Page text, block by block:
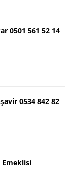
0501 561 52 14
0534 842 82
Emeklisi